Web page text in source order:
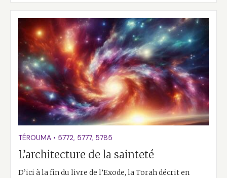
TÉROUMA • 5772, 5777, 5785
L’architecture de la sainteté
D’ici à la fin du livre de l’Exode, la Torah décrit en